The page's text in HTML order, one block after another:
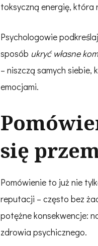
toksyczną energię, która
Psychologowie
sposób ukryć własne
– niszczą samych
emocjami.
się
Pomówienie to już nie
reputacji – często bez
potężne konsekwencje:
zdrowia psychicznego.